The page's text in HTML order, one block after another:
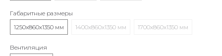
Габаритные размеры
1250х860х1350 мм
1400х860х1350 мм 1700х860х1350 мм
Вентиляция